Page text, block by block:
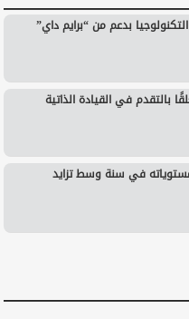
بدعم من “برايم داي”
بالتقدم في القيادة الذاتية
مستوياته في سنة وسط تزايد